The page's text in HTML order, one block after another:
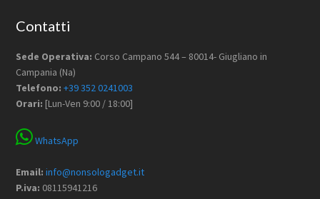
Contatti
Sede Operativa: Corso Campano 544 – 80014- Giugliano in
Campania (Na)
Telefono: +39 352 0241003
Orari: [Lun-Ven 9:00 / 18:00]
WhatsApp
Email: info@nonsologadget.it
P.iva: 08115941216